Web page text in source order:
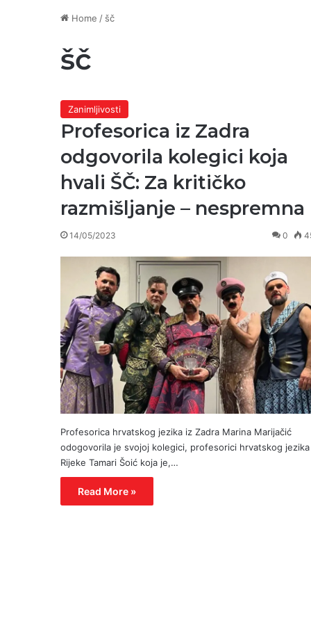
Home / šč
šč
Zanimljivosti
Profesorica iz Zadra
odgovorila kolegici koja
hvali ŠČ: Za kritičko
razmišljanje – nespremna
14/05/2023 0
Profesorica hrvatskog jezika iz Zadra Marina Marijačić
odogovorila je svojoj kolegici, profesorici hrvatskog
Rijeke Tamari Šoić koja je,…
Read More »